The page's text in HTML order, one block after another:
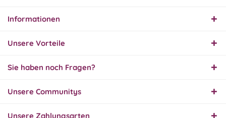
Innerhalb 2 Tagen Ware
geliefert. Sehr gut!
31.07.26
Super schnelle Lieferung,
wieder, vielen Dank.
Informationen
Unsere Vorteile
Sie haben noch Fragen?
Unsere Communitys
Unsere Zahlungsarten